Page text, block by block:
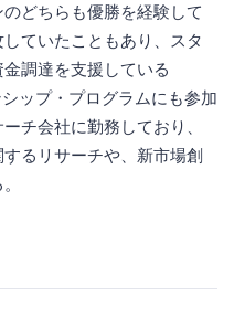
どちらも優勝を経験して
ていたこともあり、スタ
調達を支援している
ップ・プログラムにも参加
チ会社に勤務しており、
るリサーチや、新市場創